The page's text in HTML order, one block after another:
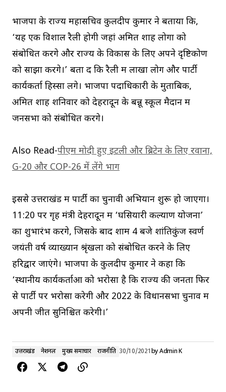
भाजपा के राज्य महासचिव कुलदीप कुमार ने बताया कि,
‘यह एक विशाल रैली होगी जहां अमित शाह लोगों को
संबोधित करेंगे और राज्य के विकास के लिए अपने दृष्टिकोण
को साझा करेंगे।’ बता दें कि रैली में लाखों लोग और पार्टी
कार्यकर्ता हिस्सा लेंगे। भाजपा पदाधिकारी के मुताबिक,
अमित शाह शनिवार को देहरादून के बन्नू स्कूल मैदान में
जनसभा को संबोधित करेंगे।
Also Read-पीएम मोदी हुए इटली और ब्रिटेन के लिए रवाना,
G-20 और COP-26 में लेंगे भाग
इससे उत्तराखंड में पार्टी का चुनावी अभियान शुरू हो जाएगा।
11:20 पर गृह मंत्री देहरादून में ‘घसियारी कल्याण योजना’
का शुभारंभ करेंगे, जिसके बाद शाम 4 बजे शांतिकुंज स्वर्ण
जयंती वर्ष व्याख्यान श्रृंखला को संबोधित करने के लिए
हरिद्वार जाएंगे। भाजपा के कुलदीप कुमार ने कहा कि
‘स्थानीय कार्यकर्ताओं को भरोसा है कि राज्य की जनता फिर
से पार्टी पर भरोसा करेगी और 2022 के विधानसभा चुनाव में
अपनी जीत सुनिश्चित करेगी।’
उत्तराखंड नेशनल मुख्य समाचार राजनीति 30/10/2021byAdmin K